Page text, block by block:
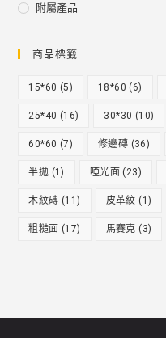
附屬產品
商品標籤
15*60 (5) 18*60 (6)
25*40 (16) 30*30 (10)
60*60 (7) 修邊磚 (36)
半拋 (1) 啞光面 (23)
木紋磚 (11) 皮革紋 (1)
粗糙面 (17) 馬賽克 (3)